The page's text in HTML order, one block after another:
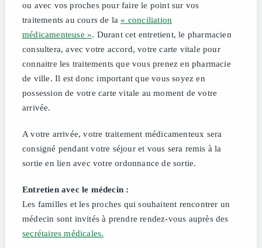
ou avec vos proches pour faire le point sur vos
traitements au cours de la « conciliation
médicamenteuse ». Durant cet entretient, le pharmacien
consultera, avec votre accord, votre carte vitale pour
connaitre les traitements que vous prenez en pharmacie
de ville. Il est donc important que vous soyez en
possession de votre carte vitale au moment de votre
arrivée.
A votre arrivée, votre traitement médicamenteux sera
consigné pendant votre séjour et vous sera remis à la
sortie en lien avec votre ordonnance de sortie.
Entretien avec le médecin :
Les familles et les proches qui souhaitent rencontrer un
médecin sont invités à prendre rendez-vous auprès des
secrétaires médicales.